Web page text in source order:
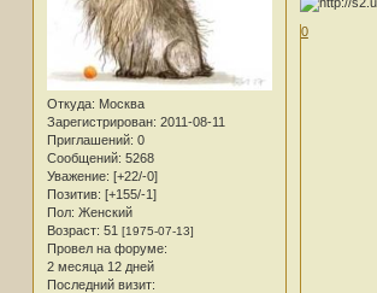
Откуда: Москва
Зарегистрирован: 2011-08-11
Приглашений: 0
Сообщений: 5268
Уважение: [+22/-0]
Позитив: [+155/-1]
Пол: Женский
Возраст: 51 [1975-07-13]
Провел на форуме:
2 месяца 12 дней
Последний визит:
0